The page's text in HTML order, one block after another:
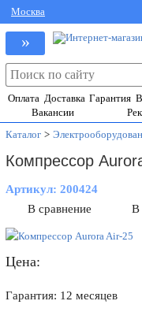
Москва
»
Оплата Доставка Гарантия
Вакансии
Каталог >
Компрессор
Артикул:200424
В сравнение
В
Цена:
Гарантия: 12 месяцев